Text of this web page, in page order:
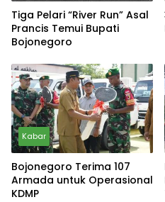
Tiga Pelari “River Run” Asal
Prancis Temui Bupati
Bojonegoro
Kabar
Bojonegoro Terima 107
Armada untuk Operasional
KDMP